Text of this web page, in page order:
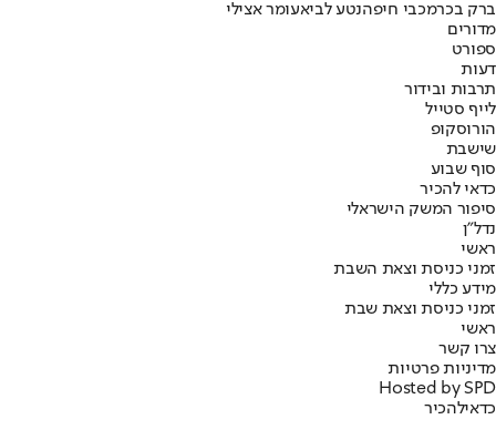
ברק בכרמכבי חיפהנטע לביאעומר אצילי
מדורים
ספורט
דעות
תרבות ובידור
לייף סטייל
הורוסקופ
שישבת
סוף שבוע
כדאי להכיר
סיפור המשק הישראלי
נדל"ן
ראשי
זמני כניסת וצאת השבת
מידע כללי
זמני כניסת וצאת שבת
ראשי
צרו קשר
מדיניות פרטיות
Hosted by SPD
כדאילהכיר